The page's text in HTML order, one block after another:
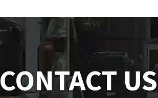
CONTACT US